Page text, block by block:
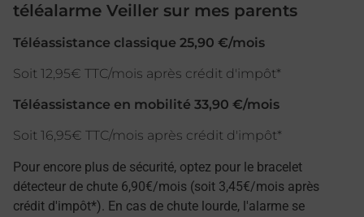
téléalarme Veiller sur mes parents
Téléassistance classique 25,90 €/mois
Soit 12,95€ TTC/mois après crédit d'impôt*
Téléassistance en mobilité 33,90 €/mois
Soit 16,95€ TTC/mois après crédit d'impôt*
Pour encore plus de sécurité, optez pour le bracelet
détecteur de chute 6,90€/mois (soit 3,45€/mois après
crédit d'impôt*). En cas de chute lourde, l'alarme se